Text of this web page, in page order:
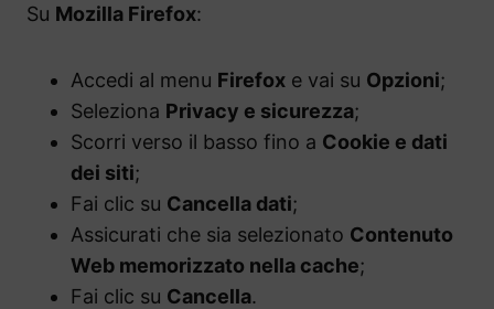
Su Mozilla Firefox:
Accedi al menu Firefox e vai su Opzioni;
Seleziona Privacy e sicurezza;
Scorri verso il basso fino a Cookie e dati
dei siti;
Fai clic su Cancella dati;
Assicurati che sia selezionato Contenuto
Web memorizzato nella cache;
Fai clic su Cancella.